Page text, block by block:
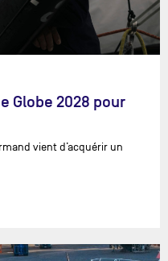
Globe 2028 pour
vient d’acquérir un